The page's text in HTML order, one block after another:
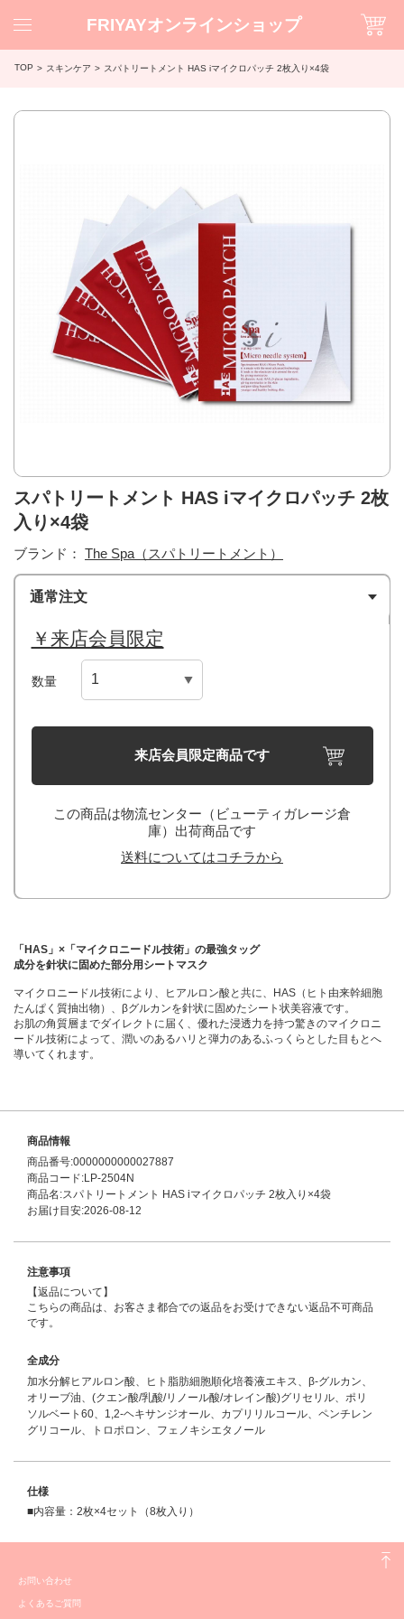
FRIYAYオンラインショップ
TOP スキンケア スパトリートメント HAS iマイクロパッチ 2枚入り×4袋
スパトリートメント HAS iマイクロパッチ 2枚
入り×4袋
ブランド： The Spa（スパトリートメント）
通常注文
￥来店会員限定
数量
来店会員限定商品です
この商品は物流センター（ビューティガレージ倉
庫）出荷商品です
送料についてはコチラから
「HAS」×「マイクロニードル技術」の最強タッグ
成分を針状に固めた部分用シートマスク
マイクロニードル技術により、ヒアルロン酸と共に、HAS（ヒト由来幹細胞
たんぱく質抽出物）、βグルカンを針状に固めたシート状美容液です。
お肌の角質層までダイレクトに届く、優れた浸透力を持つ驚きのマイクロニ
ードル技術によって、潤いのあるハリと弾力のあるふっくらとした目もとへ
導いてくれます。
商品情報
商品番号:0000000000027887
商品コード:LP-2504N
商品名:スパトリートメント HAS iマイクロパッチ 2枚入り×4袋
お届け目安:2026-08-12
注意事項
【返品について】
こちらの商品は、お客さま都合での返品をお受けできない返品不可商品
です。
全成分
加水分解ヒアルロン酸、ヒト脂肪細胞順化培養液エキス、β-グルカン、
オリーブ油、(クエン酸/乳酸/リノール酸/オレイン酸)グリセリル、ポリ
ソルベート60、1,2-ヘキサンジオール、カプリリルコール、ペンチレン
グリコール、トロポロン、フェノキシエタノール
仕様
■内容量：2枚×4セット（8枚入り）
お問い合わせ
よくあるご質問